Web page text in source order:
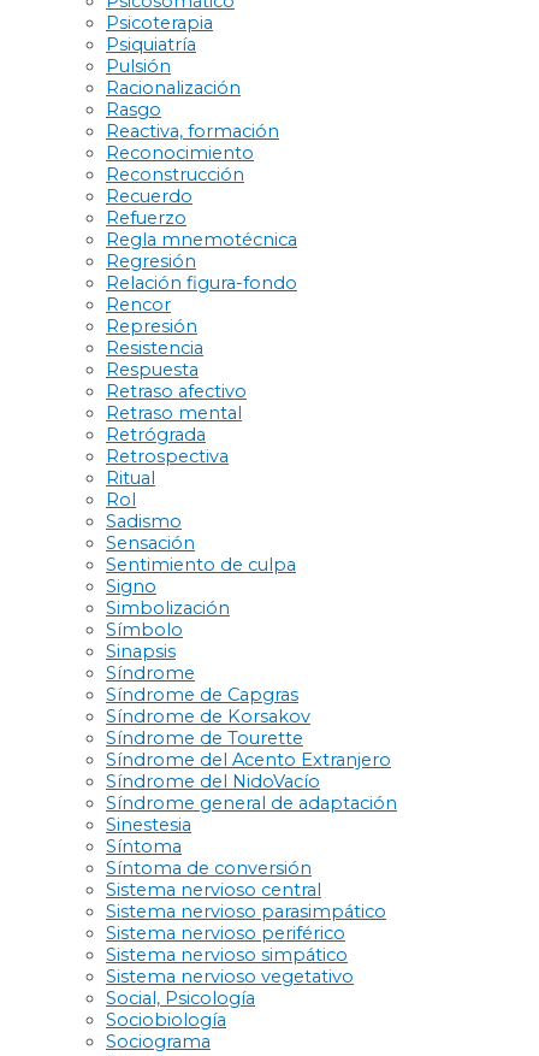
Psicoterapia
Psiquiatría
Pulsión
Racionalización
Rasgo
Reactiva, formación
Reconocimiento
Reconstrucción
Recuerdo
Refuerzo
Regla mnemotécnica
Regresión
Relación figura-fondo
Rencor
Represión
Resistencia
Respuesta
Retraso afectivo
Retraso mental
Retrógrada
Retrospectiva
Ritual
Rol
Sadismo
Sensación
Sentimiento de culpa
Signo
Simbolización
Símbolo
Sinapsis
Síndrome
Síndrome de Capgras
Síndrome de Korsakov
Síndrome de Tourette
Síndrome del Acento Extranjero
Síndrome del NidoVacío
Síndrome general de adaptación
Sinestesia
Síntoma
Síntoma de conversión
Sistema nervioso central
Sistema nervioso parasimpático
Sistema nervioso periférico
Sistema nervioso simpático
Sistema nervioso vegetativo
Social, Psicología
Sociobiología
Sociograma